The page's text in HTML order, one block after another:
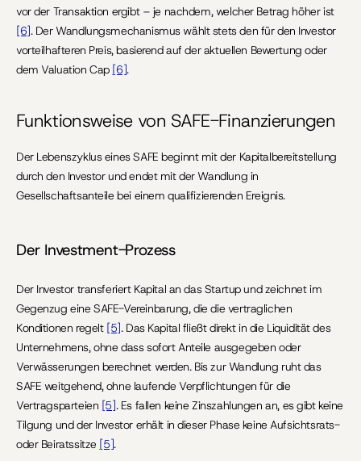
vor der Transaktion ergibt – je nachdem, welcher Betrag höher ist
[6]. Der Wandlungsmechanismus wählt stets den für den Investor
vorteilhafteren Preis, basierend auf der aktuellen Bewertung oder
dem Valuation Cap [6].
Funktionsweise von SAFE-Finanzierungen
Der Lebenszyklus eines SAFE beginnt mit der Kapitalbereitstellung
durch den Investor und endet mit der Wandlung in
Gesellschaftsanteile bei einem qualifizierenden Ereignis.
Der Investment-Prozess
Der Investor transferiert Kapital an das Startup und zeichnet im
Gegenzug eine SAFE-Vereinbarung, die die vertraglichen
Konditionen regelt [5]. Das Kapital fließt direkt in die Liquidität des
Unternehmens, ohne dass sofort Anteile ausgegeben oder
Verwässerungen berechnet werden. Bis zur Wandlung ruht das
SAFE weitgehend, ohne laufende Verpflichtungen für die
Vertragsparteien [5]. Es fallen keine Zinszahlungen an, es gibt keine
Tilgung und der Investor erhält in dieser Phase keine Aufsichtsrats-
oder Beiratssitze [5].